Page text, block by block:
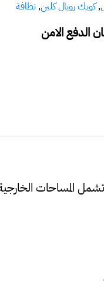
,كويك رويال كلين,نظافة
الدفع الامن
المساحات الخارجية